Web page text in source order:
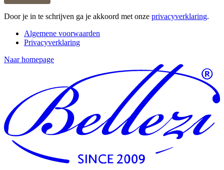
Door je in te schrijven ga je akkoord met onze privacyverklaring.
Algemene voorwaarden
Privacyverklaring
Naar homepage